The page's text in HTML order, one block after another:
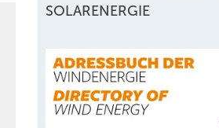
SOLARENERGIE